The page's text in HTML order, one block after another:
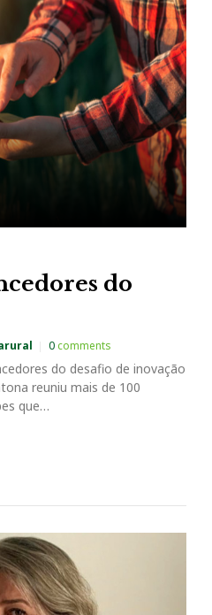
do
0comments
do desafio de inovação
reuniu mais de 100
que…